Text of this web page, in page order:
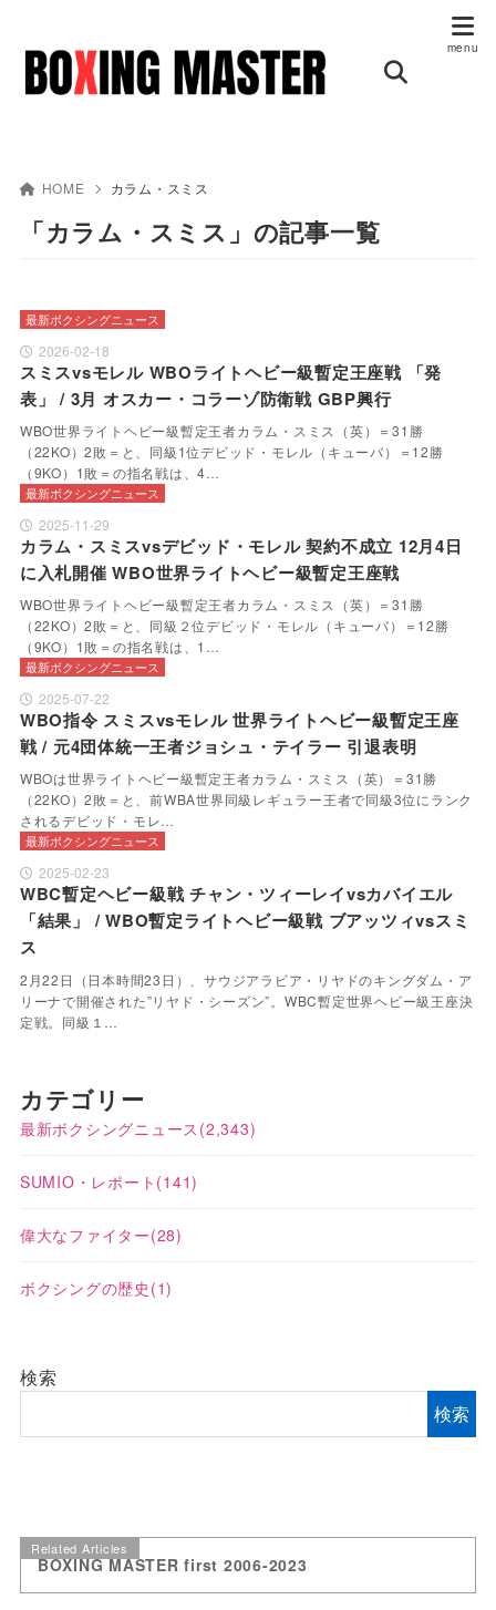
HOME カラム・スミス
「カラム・スミス」の記事一覧
最新ボクシングニュース
2026-02-18
スミスvsモレル WBOライトヘビー級暫定王座戦 「発
表」 / 3月 オスカー・コラーゾ防衛戦 GBP興行
WBO世界ライトヘビー級暫定王者カラム・スミス（英）＝31勝
（22KO）2敗＝と、同級1位デビッド・モレル（キューバ）＝12勝
（9KO）1敗＝の指名戦は、4…
最新ボクシングニュース
2025-11-29
カラム・スミスvsデビッド・モレル 契約不成立 12月4日
に入札開催 WBO世界ライトヘビー級暫定王座戦
WBO世界ライトヘビー級暫定王者カラム・スミス（英）＝31勝
（22KO）2敗＝と、同級２位デビッド・モレル（キューバ）＝12勝
（9KO）1敗＝の指名戦は、1…
最新ボクシングニュース
2025-07-22
WBO指令 スミスvsモレル 世界ライトヘビー級暫定王座
戦 / 元4団体統一王者ジョシュ・テイラー 引退表明
WBOは世界ライトヘビー級暫定王者カラム・スミス（英）＝31勝
（22KO）2敗＝と、前WBA世界同級レギュラー王者で同級3位にランク
されるデビッド・モレ…
最新ボクシングニュース
2025-02-23
WBC暫定ヘビー級戦 チャン・ツィーレイvsカバイエル
「結果」 / WBO暫定ライトヘビー級戦 ブアッツィvsスミ
ス
2月22日（日本時間23日）、サウジアラビア・リヤドのキングダム・ア
リーナで開催された”リヤド・シーズン”。WBC暫定世界ヘビー級王座決
定戦。同級１…
カテゴリー
最新ボクシングニュース (2,343)
SUMIO・レポート (141)
偉大なファイター(28)
ボクシングの歴史 (1)
検索
検索
Related Articles
BOXING MASTER first 2006-2023